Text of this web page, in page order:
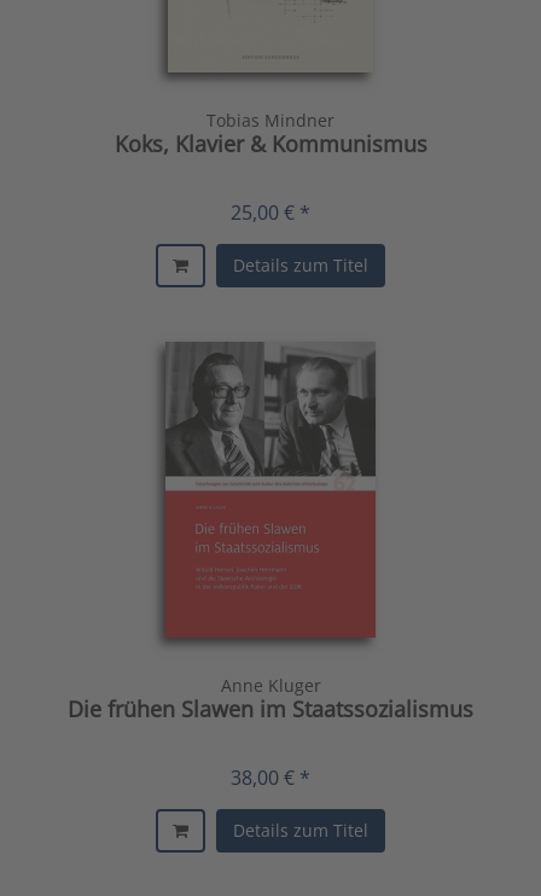
Tobias Mindner
Koks, Klavier & Kommunismus
25,00 € *
Details zum Titel
Anne Kluger
Die frühen Slawen im Staatssozialismus
38,00 € *
Details zum Titel